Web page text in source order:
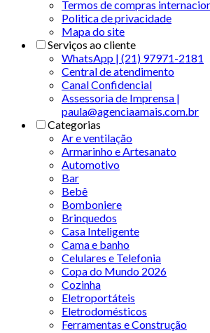
Termos de compras
Politica de privacidade
Mapa do site
Serviços ao cliente
WhatsApp | (21) 97971-2181
Central de atendimento
Canal Confidencial
Assessoria de Imprensa |
paula@agenciaamais.com.br
Categorias
Ar e ventilação
Armarinho e Artesanato
Automotivo
Bar
Bebê
Bomboniere
Brinquedos
Casa Inteligente
Cama e banho
Celulares e Telefonia
Copa do Mundo 2026
Cozinha
Eletroportáteis
Eletrodomésticos
Ferramentas e Construção